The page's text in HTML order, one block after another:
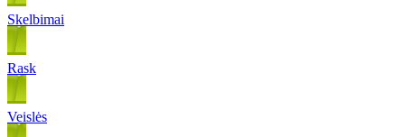
Skelbimai
Rask
Veislės